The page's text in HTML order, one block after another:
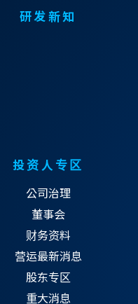
研发新知
投资人专区
公司治理
董事会
财务资料
营运最新消息
股东专区
重大消息